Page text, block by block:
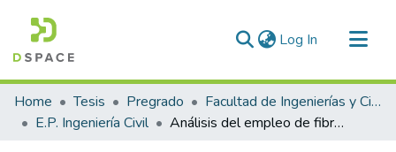
Log In (current)
Communities & Collections
All of DSpace
Home Tesis Pregrado
Facultad de Ingenierías y Ciencias Puras
E.P. Ingeniería Civil
Análisis del empleo de fibra de carbono en el reforzamiento de elementos estructurales deteriorados de diseño convencional en edificaciones en la Provincia de Azángaro 2024